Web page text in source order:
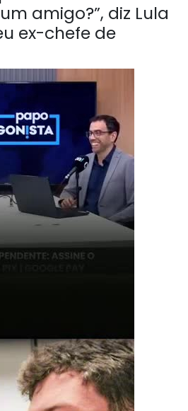
amigo?”, diz Lula
ex-chefe de